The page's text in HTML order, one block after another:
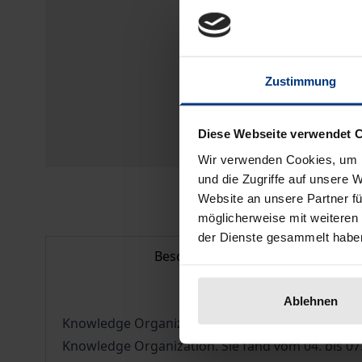
Zustimmung
Diese Webseite verwendet
Wir verwenden Cookies,
und die Zugriffe auf unsere
Website an unsere Partner
möglicherweise mit
der Dienste gesammelt
Ablehnen
Beschreibung
Knowledge Organization for a Global Learning
Knowledge Organization. Sie fand vom 04. bis